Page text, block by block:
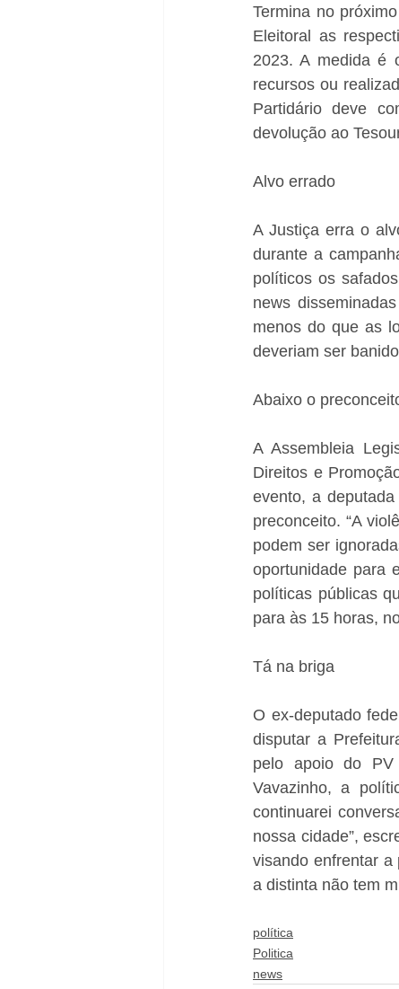
Termina no
Eleitoral as
2023. A medida é
recursos ou
Partidário deve
devolução ao
Alvo errado
A Justiça erra o
durante a
políticos os
news
menos do que as
deveriam ser
Abaixo o
A Assembleia
Direitos e
evento, a
preconceito. “A
podem ser
oportunidade para
políticas públicas
para às 15 horas,
Tá na briga
O ex-deputado
disputar a
pelo apoio do
Vavazinho, a
continuarei
nossa cidade”,
visando enfrentar a
a distinta não tem
política
Politica
news